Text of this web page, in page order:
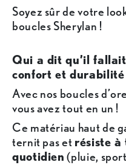
Soyez sûr de votre
boucles Sherylan !
Qui a dit qu’il
confort et durabilité
Avec nos boucles
vous avez tout en un !
Ce matériau haut de
ternit pas et résiste à
quotidien (pluie,